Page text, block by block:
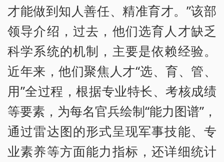
才能做到知人善任、精准育才。”该部
领导介绍，过去，他们选育人才缺乏
科学系统的机制，主要是依赖经验。
近年来，他们聚焦人才“选、育、管、
用”全过程，根据专业特长、考核成绩
等要素，为每名官兵绘制“能力图谱”，
通过雷达图的形式呈现军事技能、专
业素养等方面能力指标，还详细统计